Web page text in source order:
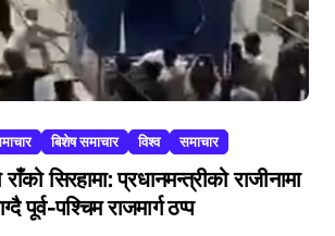
बिशेष समाचार विश्व समाचार
सिरहामा: प्रधानमन्त्रीको राजीनामा
पूर्व-पश्चिम राजमार्ग ठप्प